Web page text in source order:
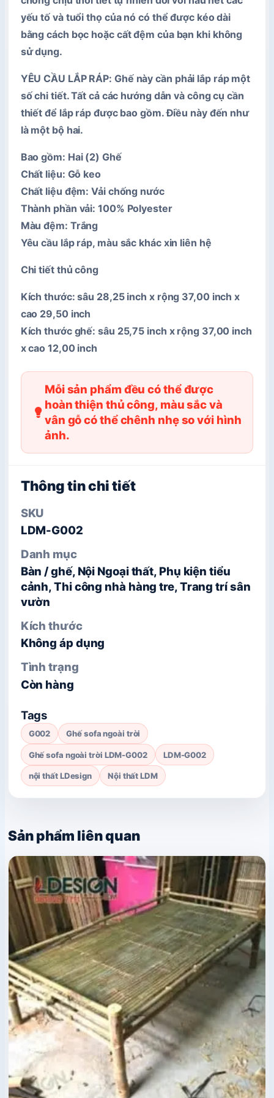
yếu tố và tuổi thọ của nó có thể được kéo dài
bằng cách bọc hoặc cất đệm của bạn khi không
sử dụng.
YÊU CẦU LẮP RÁP: Ghế này cần phải lắp ráp một
số chi tiết. Tất cả các hướng dẫn và công cụ cần
thiết để lắp ráp được bao gồm. Điều này đến như
là một bộ hai.
Bao gồm: Hai (2) Ghế
Chất liệu: Gỗ keo
Chất liệu đệm: Vải chống nước
Thành phần vải: 100% Polyester
Màu đệm: Trắng
Yêu cầu lắp ráp, màu sắc khác xin liên hệ
Chi tiết thủ công
Kích thước: sâu 28,25 inch x rộng 37,00 inch x
cao 29,50 inch
Kích thước ghế: sâu 25,75 inch x rộng 37,00 inch
x cao 12,00 inch
Mỗi sản phẩm đều có thể được
hoàn thiện thủ công, màu sắc và
vân gỗ có thể chênh nhẹ so với hình
ảnh.
Thông tin chi tiết
SKU
LDM-G002
Danh mục
Bàn / ghế, Nội Ngoại thất, Phụ kiện tiểu
cảnh, Thi công nhà hàng tre, Trang trí sân
vườn
Kích thước
Không áp dụng
Tình trạng
Còn hàng
Tags
G002 Ghế sofa ngoài trời
Ghế sofa ngoài trời LDM-G002 LDM-G002
nội thất LDesign Nội thất LDM
Sản phẩm liên quan